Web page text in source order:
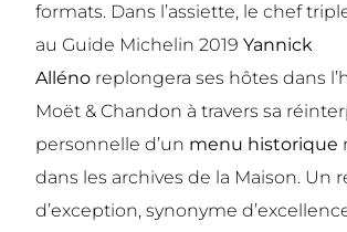
formats. Dans l’assiette, le chef
au Guide Michelin 2019Yannick
Alléno replongera ses hôtes dans
Moët & Chandon à travers sa
personnelle d’un menu historique
dans les archives de la Maison. Un
d’exception, synonyme